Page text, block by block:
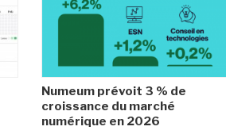
Numeum prévoit 3 % de
croissance du marché
numérique en 2026